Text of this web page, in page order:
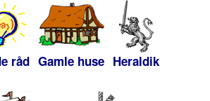
råd Gamle huse Heraldik